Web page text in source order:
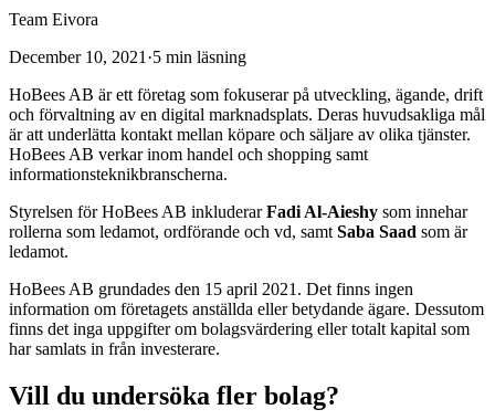
Team Eivora
December 10, 2021·5 min läsning
HoBees AB är ett företag som fokuserar på utveckling, ägande, drift
och förvaltning av en digital marknadsplats. Deras huvudsakliga mål
är att underlätta kontakt mellan köpare och säljare av olika tjänster.
HoBees AB verkar inom handel och shopping samt
informationsteknikbranscherna.
Styrelsen för HoBees AB inkluderarFadi Al-Aieshy som innehar
rollerna som ledamot, ordförande och vd, samtSaba Saad som är
ledamot.
HoBees AB grundades den 15 april 2021. Det finns ingen
information om företagets anställda eller betydande ägare. Dessutom
finns det inga uppgifter om bolagsvärdering eller totalt kapital som
har samlats in från investerare.
Vill du undersöka fler bolag?